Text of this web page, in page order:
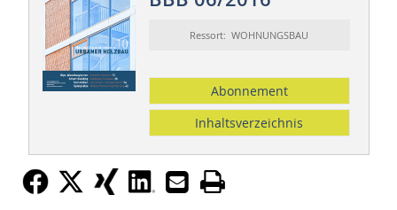
Ressort: WOHNUNGSBAU
Abonnement
Inhaltsverzeichnis